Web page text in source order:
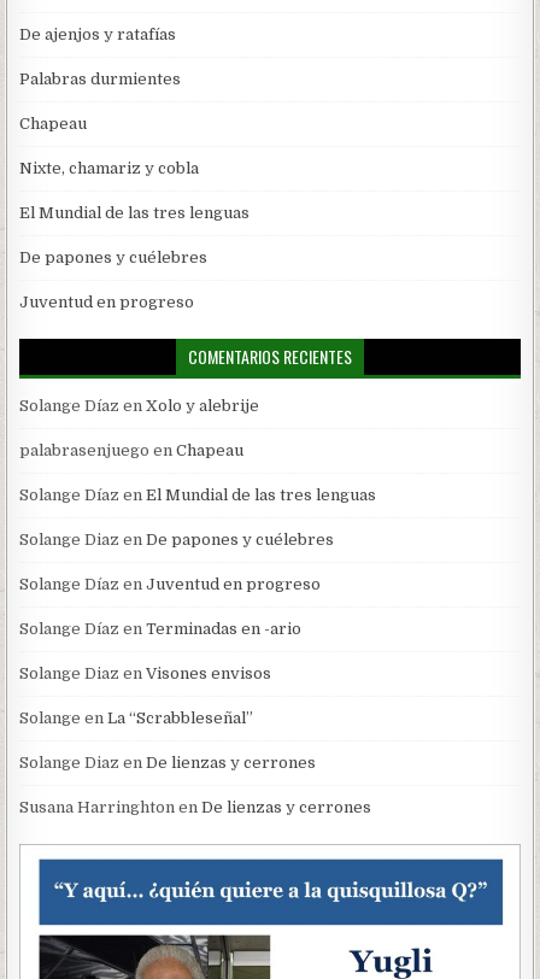
De ajenjos y ratafías
Palabras durmientes
Chapeau
Nixte, chamariz y cobla
El Mundial de las tres lenguas
De papones y cuélebres
Juventud en progreso
COMENTARIOS RECIENTES
Solange Díaz enXolo y alebrije
palabrasenjuego enChapeau
Solange Díaz enEl Mundial de las tres lenguas
Solange Diaz enDe papones y cuélebres
Solange Díaz enJuventud en progreso
Solange Díaz enTerminadas en -ario
Solange Diaz enVisones envisos
Solange enLa “Scrabbleseñal”
Solange Diaz enDe lienzas y cerrones
Susana Harringhton enDe lienzas y cerrones